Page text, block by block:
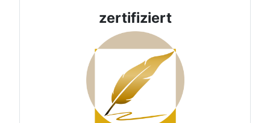
zertifiziert